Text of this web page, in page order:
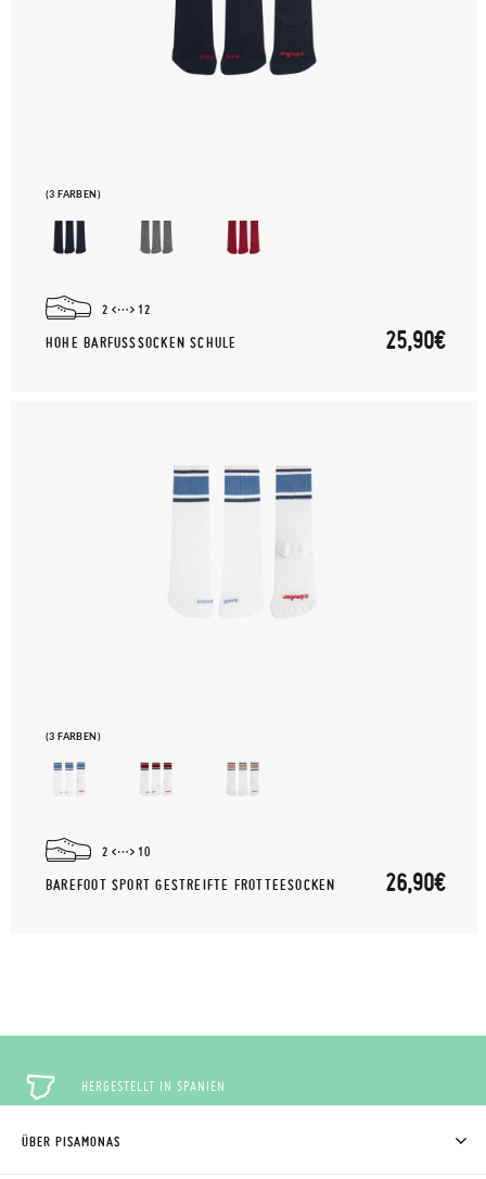
(3 FARBEN)
2 12
HOHE BARFUSSSOCKEN SCHULE 25,90€
(3 FARBEN)
2 10
BAREFOOT SPORT GESTREIFTE FROTTEESOCKEN 26,90€
HERGESTELLT IN SPANIEN
ÜBER PISAMONAS